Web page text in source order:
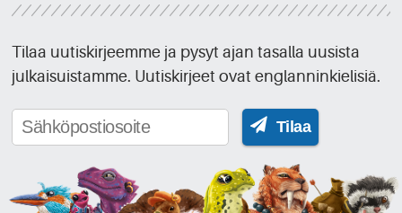
Tilaa uutiskirjeemme ja pysyt ajan tasalla uusista
julkaisuistamme. Uutiskirjeet ovat englanninkielisiä.
Tilaa